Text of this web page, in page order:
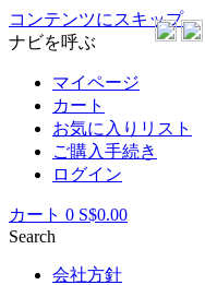
コンテンツにスキップ
ナビを呼ぶ
マイページ
カート
お気に入りリスト
ご購入手続き
ログイン
カート 0 S$0.00
Search
会社方針